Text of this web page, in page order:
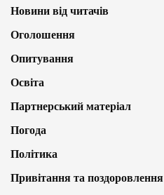
Новини від читачів
Оголошення
Опитування
Освіта
Партнерський матеріал
Погода
Політика
Привітання та поздоровлення